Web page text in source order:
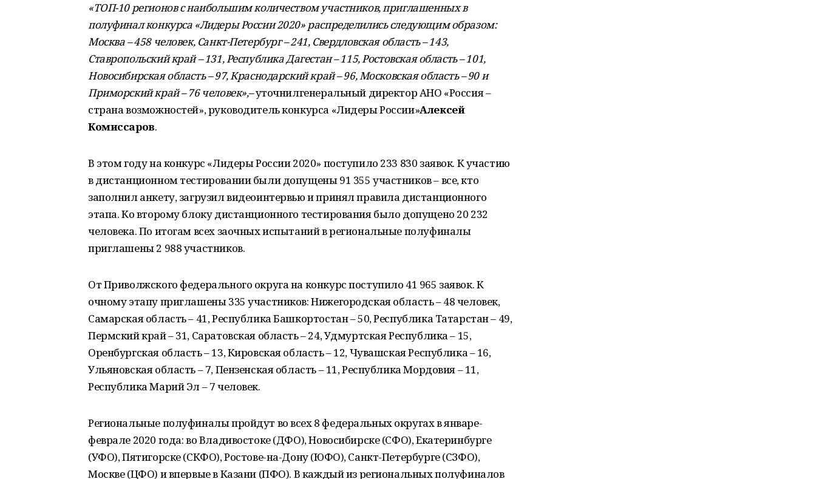
«ТОП-10 регионов с наибольшим количеством участников, приглашенных в
полуфинал конкурса «Лидеры России 2020» распределились следующим образом:
Москва – 458 человек, Санкт-Петербург – 241, Свердловская область – 143,
Ставропольский край – 131, Республика Дагестан – 115, Ростовская область – 101,
Новосибирская область – 97, Краснодарский край – 96, Московская область – 90 и
Приморский край – 76 человек»,–уточнилгенеральный директор АНО «Россия –
страна возможностей», руководитель конкурса «Лидеры России»Алексей
Комиссаров.
В этом году на конкурс «Лидеры России 2020» поступило 233 830 заявок. К участию
в дистанционном тестировании были допущены 91 355 участников – все, кто
заполнил анкету, загрузил видеоинтервью и принял правила дистанционного
этапа. Ко второму блоку дистанционного тестирования было допущено 20 232
человека. По итогам всех заочных испытаний в региональные полуфиналы
приглашены 2 988 участников.
От Приволжского федерального округа на конкурс поступило 41 965 заявок. К
очному этапу приглашены 335 участников: Нижегородская область – 48 человек,
Самарская область – 41, Республика Башкортостан – 50, Республика Татарстан – 49,
Пермский край – 31, Саратовская область – 24, Удмуртская Республика – 15,
Оренбургская область – 13, Кировская область – 12, Чувашская Республика – 16,
Ульяновская область – 7, Пензенская область – 11, Республика Мордовия – 11,
Республика Марий Эл – 7 человек.
Региональные полуфиналы пройдут во всех 8 федеральных округах в январе-
феврале 2020 года: во Владивостоке (ДФО), Новосибирске (СФО), Екатеринбурге
(УФО), Пятигорске (СКФО), Ростове-на-Дону (ЮФО), Санкт-Петербурге (СЗФО),
Москве (ЦФО) и впервые в Казани (ПФО). В каждый из региональных полуфиналов